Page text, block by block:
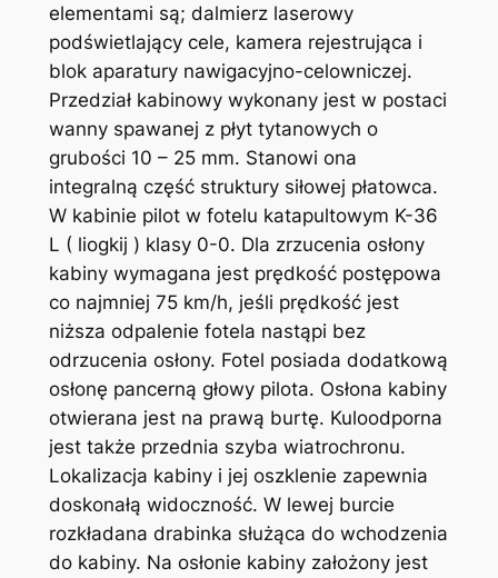
elementami są; dalmierz laserowy
podświetlający cele, kamera rejestrująca i
blok aparatury nawigacyjno-celowniczej.
Przedział kabinowy wykonany jest w postaci
wanny spawanej z płyt tytanowych o
grubości 10 – 25 mm. Stanowi ona
integralną część struktury siłowej płatowca.
W kabinie pilot w fotelu katapultowym K-36
L ( liogkij ) kla­sy 0-0. Dla zrzucenia osłony
kabiny wymagana jest prędkość postępowa
co najmniej 75 km/h, jeśli prędkość jest
niższa odpalenie fotela nastąpi bez
odrzucenia osłony. Fotel posiada dodatkową
osłonę pancerną głowy pilota. Osłona kabiny
otwierana jest na prawą burtę. Kuloodporna
jest także przednia szyba wiatrochronu.
Lokalizacja kabiny i jej oszklenie zapewnia
doskonałą widoczność. W lewej burcie
rozkładana drabin­ka służąca do wchodzenia
do kabi­ny. Na osłonie kabiny założony jest